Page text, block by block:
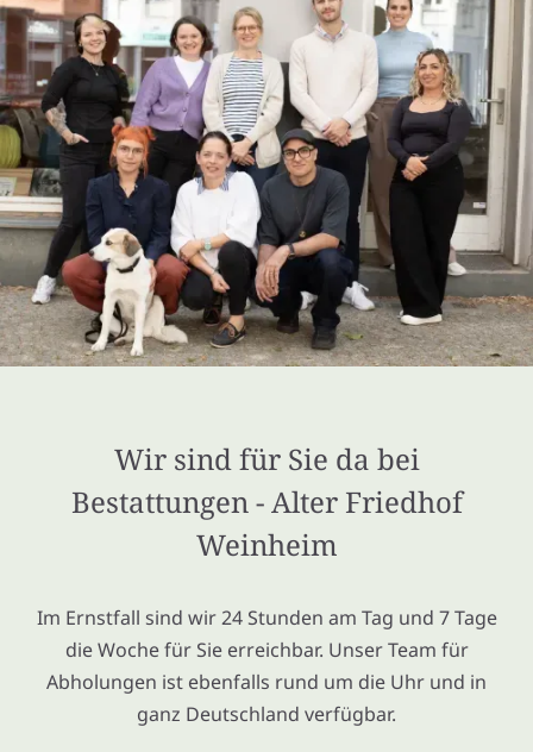
Wir sind für Sie da bei
Bestattungen - Alter Friedhof
Weinheim
Im Ernstfall sind wir 24 Stunden am Tag und 7 Tage
die Woche für Sie erreichbar. Unser Team für
Abholungen ist ebenfalls rund um die Uhr und in
ganz Deutschland verfügbar.